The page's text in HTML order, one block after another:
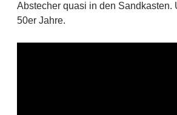
Abstecher quasi in den
50er Jahre.